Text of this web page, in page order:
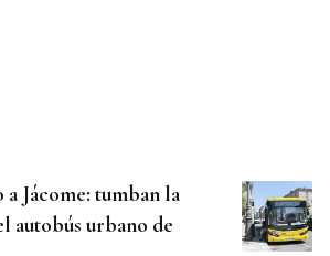
Jácome: tumban la
autobús urbano de